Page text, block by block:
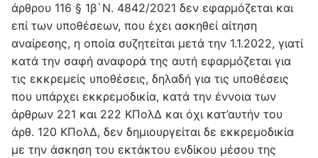
άρθρου 116 § 1β`Ν. 4842/2021 δεν εφαρμόζεται και
επί των υποθέσεων, που έχει ασκηθεί αίτηση
αναίρεσης, η οποία συζητείται μετά την 1.1.2022, γιατί
κατά την σαφή αναφορά της αυτή εφαρμόζεται για
τις εκκρεμείς υποθέσεις, δηλαδή για τις υποθέσεις
που υπάρχει εκκρεμοδικία, κατά την έννοια των
άρθρων 221 και 222 ΚΠολΔ και όχι κατ’αυτήν του
άρθ. 120 ΚΠολΔ, δεν δημιουργείται δε εκκρεμοδικία
με την άσκηση του εκτάκτου ενδίκου μέσου της